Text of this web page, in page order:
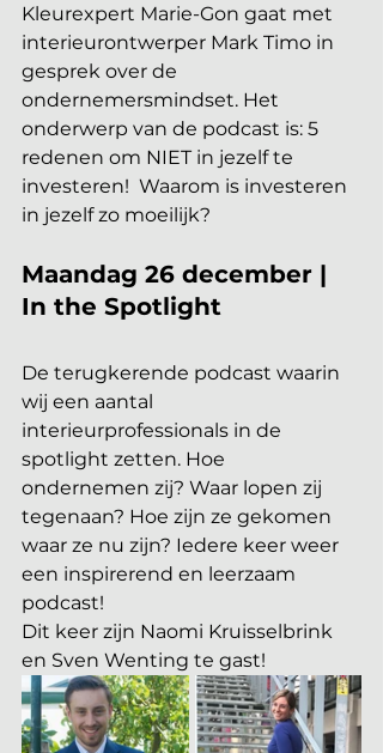
Kleurexpert Marie-Gon gaat met
interieurontwerper Mark Timo in
gesprek over de
ondernemersmindset. Het
onderwerp van de podcast is: 5
redenen om NIET in jezelf te
investeren!  Waarom is investeren
in jezelf zo moeilijk?
Maandag 26 december |
In the Spotlight
De terugkerende podcast waarin
wij een aantal
interieurprofessionals in de
spotlight zetten. Hoe
ondernemen zij? Waar lopen zij
tegenaan? Hoe zijn ze gekomen
waar ze nu zijn? Iedere keer weer
een inspirerend en leerzaam
podcast!
Dit keer zijn Naomi Kruisselbrink
en Sven Wenting te gast!